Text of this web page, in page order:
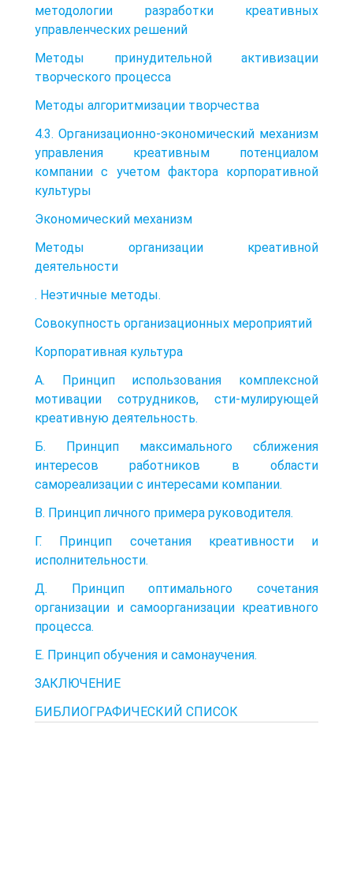
методологии разработки креативных
управленческих решений
Методы принудительной активизации
творческого процесса
Методы алгоритмизации творчества
4.3. Организационно-экономический механизм
управления креативным потенциалом
компании с учетом фактора корпоративной
культуры
Экономический механизм
Методы организации креативной
деятельности
. Неэтичные методы.
Совокупность организационных мероприятий
Корпоративная культура
А. Принцип использования комплексной
мотивации сотрудников, сти-мулирующей
креативную деятельность.
Б. Принцип максимального сближения
интересов работников в области
самореализации с интересами компании.
В. Принцип личного примера руководителя.
Г. Принцип сочетания креативности и
исполнительности.
Д. Принцип оптимального сочетания
организации и самоорганизации креативного
процесса.
Е. Принцип обучения и самонаучения.
ЗАКЛЮЧЕНИЕ
БИБЛИОГРАФИЧЕСКИЙ СПИСОК